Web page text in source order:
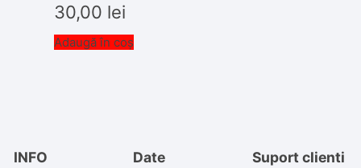
30,00 lei
Adaugă în coș
INFO
Date
Suport clienti